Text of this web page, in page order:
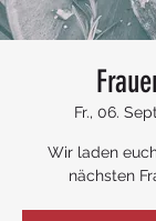
Fr., 06.
Wir laden
nächsten